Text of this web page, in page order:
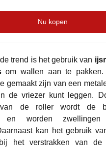
Nu kopen
trend is het gebruik van
om wallen aan te pakken.
gemaakt zijn van een
de vriezer kunt leggen.
van de roller wordt de
en worden
kan het gebruik
het verstrakken van